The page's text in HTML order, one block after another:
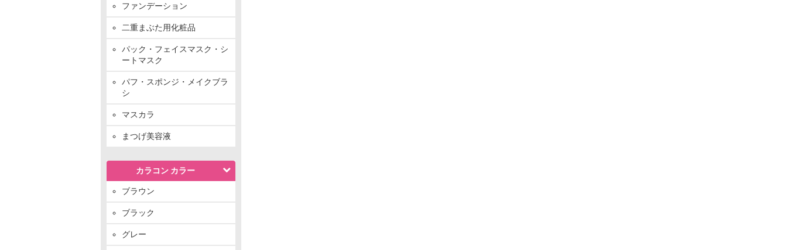
ファンデーション
二重まぶた用化粧品
パック・フェイスマスク・シ
ートマスク
パフ・スポンジ・メイクブラ
シ
マスカラ
まつげ美容液
カラコン カラー
ブラウン
ブラック
グレー